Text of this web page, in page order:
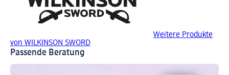
Weitere Produkte
von WILKINSON SWORD
Passende Beratung